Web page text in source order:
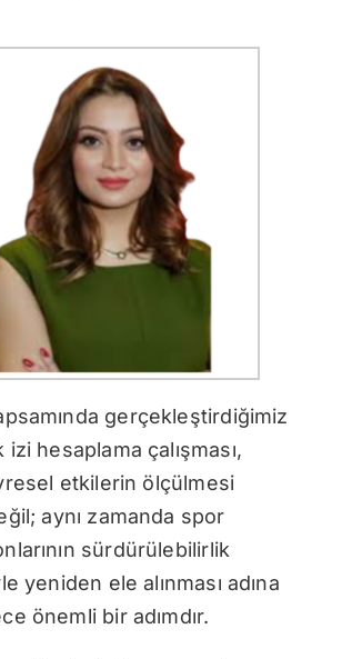
gerçekleştirdiğimiz
hesaplama çalışması,
etkilerin ölçülmesi
aynı zamanda spor
sürdürülebilirlik
yeniden ele alınması adına
önemli bir adımdır.